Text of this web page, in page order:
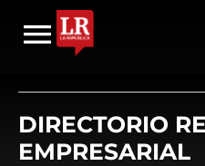
DIRECTORIO
EMPRESARIAL